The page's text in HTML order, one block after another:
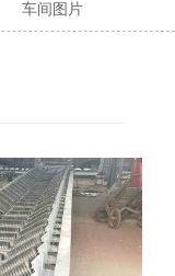
车间图片